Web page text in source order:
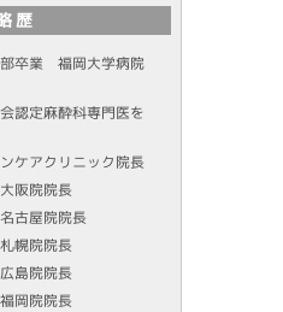
歴
卒業 福岡大学病院
認定麻酔科専門医を
ケアクリニック院長
阪院院長
古屋院院長
幌院院長
島院院長
岡院院長